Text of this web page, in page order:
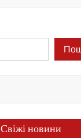
Свіжі новини